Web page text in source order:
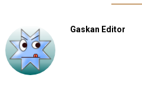
Gaskan Editor